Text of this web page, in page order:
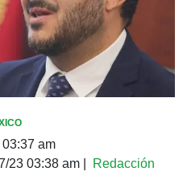
am
23 03:38 am| Redacción